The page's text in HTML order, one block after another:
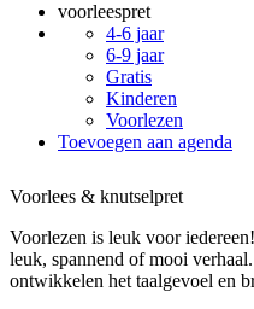
voorleespret
4-6 jaar
6-9 jaar
Gratis
Kinderen
Voorlezen
Toevoegen aan agenda
Voorlees & knutselpret
Voorlezen is leuk voor
leuk, spannend of mooi
ontwikkelen het taalgevoel en